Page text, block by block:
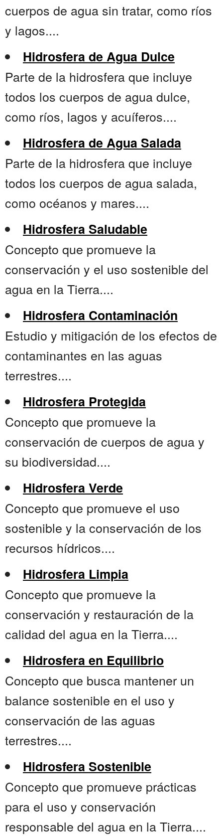
cuerpos de agua sin tratar, como ríos
y lagos....
Hidrosfera de Agua Dulce
Parte de la hidrosfera que incluye
todos los cuerpos de agua dulce,
como ríos, lagos y acuíferos....
Hidrosfera de Agua Salada
Parte de la hidrosfera que incluye
todos los cuerpos de agua salada,
como océanos y mares....
Hidrosfera Saludable
Concepto que promueve la
conservación y el uso sostenible del
agua en la Tierra....
Hidrosfera Contaminación
Estudio y mitigación de los efectos de
contaminantes en las aguas
terrestres....
Hidrosfera Protegida
Concepto que promueve la
conservación de cuerpos de agua y
su biodiversidad....
Hidrosfera Verde
Concepto que promueve el uso
sostenible y la conservación de los
recursos hídricos....
Hidrosfera Limpia
Concepto que promueve la
conservación y restauración de la
calidad del agua en la Tierra....
Hidrosfera en Equilibrio
Concepto que busca mantener un
balance sostenible en el uso y
conservación de las aguas
terrestres....
Hidrosfera Sostenible
Concepto que promueve prácticas
para el uso y conservación
responsable del agua en la Tierra....